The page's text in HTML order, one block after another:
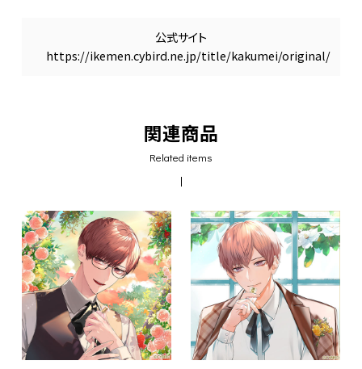
公式サイト
https://ikemen.cybird.ne.jp/title/kakumei/original/
関連商品
Related items